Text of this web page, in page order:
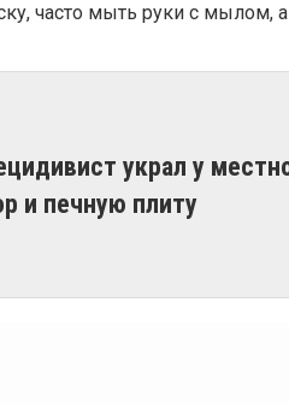
часто мыть руки с мылом,
украл у
и печную плиту